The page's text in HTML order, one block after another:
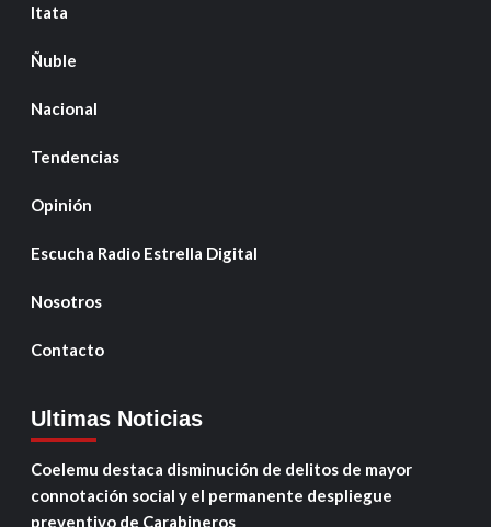
Itata
Ñuble
Nacional
Tendencias
Opinión
Escucha Radio Estrella Digital
Nosotros
Contacto
Ultimas Noticias
Coelemu destaca disminución de delitos de mayor
connotación social y el permanente despliegue
preventivo de Carabineros